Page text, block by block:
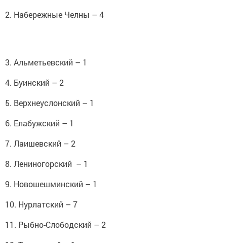
2. Набережные Челны – 4
3. Альметьевский – 1
4. Буинский – 2
5. Верхнеуслонский – 1
6. Елабужский – 1
7. Лаишевский – 2
8. Лениногорский – 1
9. Новошешминский – 1
10. Нурлатский – 7
11. Рыбно-Слободский – 2